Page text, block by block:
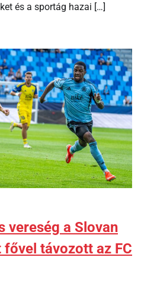
és a sportág hazai […]
vereség a Slovan
távozott az FC